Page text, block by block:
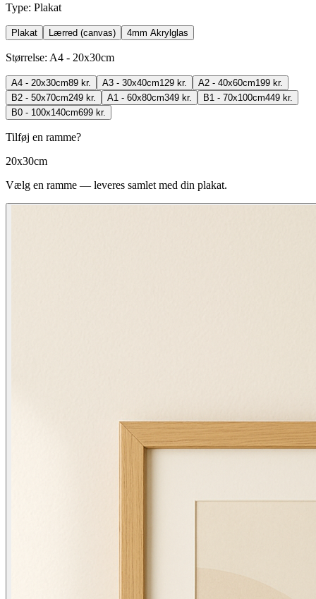
Type: Plakat
Plakat Lærred (canvas) 4mm Akrylglas
Størrelse: A4 - 20x30cm
A4 - 20x30cm89 kr. A3 - 30x40cm129 kr. A2 - 40x60cm199 kr.
B2 - 50x70cm249 kr. A1 - 60x80cm349 kr. B1 - 70x100cm449 kr.
B0 - 100x140cm699 kr.
Tilføj en ramme?
20x30cm
Vælg en ramme — leveres samlet med din plakat.